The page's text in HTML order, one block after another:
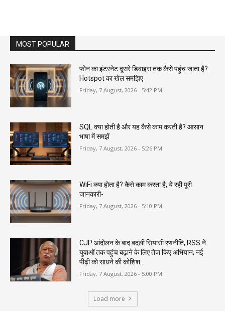
MOST POPULAR
फोन का इंटरनेट दूसरे डिवाइस तक कैसे पहुंच जाता है?
Hotspot का खेल समझिए
Friday, 7 August, 2026 - 5:42 PM
SQL क्या होती है और यह कैसे काम करती है? आसान
भाषा में समझें
Friday, 7 August, 2026 - 5:26 PM
WiFi क्या होता है? कैसे काम करता है, ये रही पूरी
जानकारी-
Friday, 7 August, 2026 - 5:10 PM
CJP आंदोलन के बाद बदली सियासी रणनीति, RSS ने
युवाओं तक पहुंच बढ़ाने के लिए तेज किए अभियान; नई
पीढ़ी को साधने की कोशिश...
Friday, 7 August, 2026 - 5:00 PM
Load more